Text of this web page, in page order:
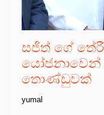
සජිත් ගේ
තොණ්ඩුවක්
yumal